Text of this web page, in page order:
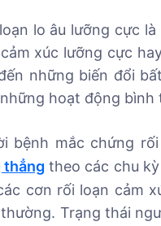
lo âu lưỡng cực
xúc lưỡng cực
những biến đổi
hoạt động bình
bệnh mắc chứng
thẳng theo các chu
cơn rối loạn cảm
Trạng thái